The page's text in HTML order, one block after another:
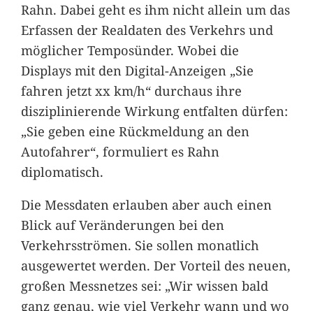
Rahn. Dabei geht es ihm nicht allein um das
Erfassen der Realdaten des Verkehrs und
möglicher Temposünder. Wobei die
Displays mit den Digital-Anzeigen „Sie
fahren jetzt xx km/h“ durchaus ihre
disziplinierende Wirkung entfalten dürfen:
„Sie geben eine Rückmeldung an den
Autofahrer“, formuliert es Rahn
diplomatisch.
Die Messdaten erlauben aber auch einen
Blick auf Veränderungen bei den
Verkehrsströmen. Sie sollen monatlich
ausgewertet werden. Der Vorteil des neuen,
großen Messnetzes sei: „Wir wissen bald
ganz genau, wie viel Verkehr wann und wo